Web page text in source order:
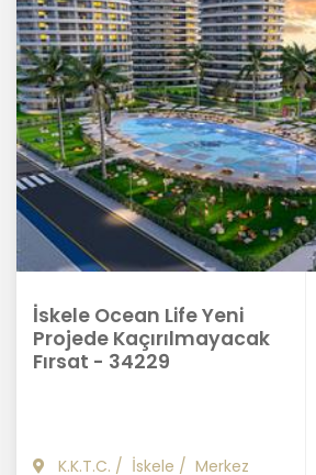
İskele Ocean Life Yeni
Projede Kaçırılmayacak
Fırsat - 34229
K.K.T.C. / İskele / Merkez